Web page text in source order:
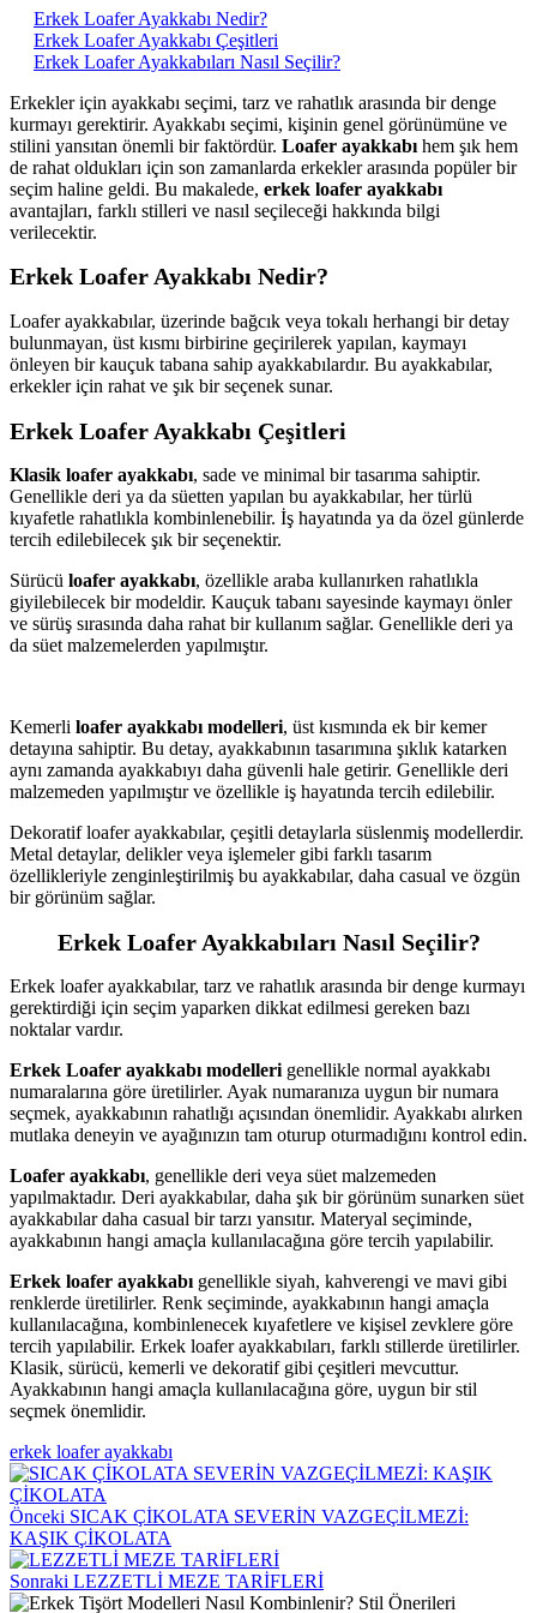
Erkek Loafer Ayakkabı Nedir?
Erkek Loafer Ayakkabı Çeşitleri
Erkek Loafer Ayakkabıları Nasıl Seçilir?
Erkekler için ayakkabı seçimi, tarz ve rahatlık arasında bir denge
kurmayı gerektirir. Ayakkabı seçimi, kişinin genel görünümüne ve
stilini yansıtan önemli bir faktördür. Loafer ayakkabı hem şık hem
de rahat oldukları için son zamanlarda erkekler arasında popüler bir
seçim haline geldi. Bu makalede, erkek loafer ayakkabı
avantajları, farklı stilleri ve nasıl seçileceği hakkında bilgi
verilecektir.
Erkek Loafer Ayakkabı Nedir?
Loafer ayakkabılar, üzerinde bağcık veya tokalı herhangi bir detay
bulunmayan, üst kısmı birbirine geçirilerek yapılan, kaymayı
önleyen bir kauçuk tabana sahip ayakkabılardır. Bu ayakkabılar,
erkekler için rahat ve şık bir seçenek sunar.
Erkek Loafer Ayakkabı Çeşitleri
Klasik loafer ayakkabı, sade ve minimal bir tasarıma sahiptir.
Genellikle deri ya da süetten yapılan bu ayakkabılar, her türlü
kıyafetle rahatlıkla kombinlenebilir. İş hayatında ya da özel günlerde
tercih edilebilecek şık bir seçenektir.
Sürücü loafer ayakkabı, özellikle araba kullanırken rahatlıkla
giyilebilecek bir modeldir. Kauçuk tabanı sayesinde kaymayı önler
ve sürüş sırasında daha rahat bir kullanım sağlar. Genellikle deri ya
da süet malzemelerden yapılmıştır.
Kemerli loafer ayakkabı modelleri, üst kısmında ek bir kemer
detayına sahiptir. Bu detay, ayakkabının tasarımına şıklık katarken
aynı zamanda ayakkabıyı daha güvenli hale getirir. Genellikle deri
malzemeden yapılmıştır ve özellikle iş hayatında tercih edilebilir.
Dekoratif loafer ayakkabılar, çeşitli detaylarla süslenmiş modellerdir.
Metal detaylar, delikler veya işlemeler gibi farklı tasarım
özellikleriyle zenginleştirilmiş bu ayakkabılar, daha casual ve özgün
bir görünüm sağlar.
Erkek Loafer Ayakkabıları Nasıl Seçilir?
Erkek loafer ayakkabılar, tarz ve rahatlık arasında bir denge kurmayı
gerektirdiği için seçim yaparken dikkat edilmesi gereken bazı
noktalar vardır.
Erkek Loafer ayakkabı modelleri genellikle normal ayakkabı
numaralarına göre üretilirler. Ayak numaranıza uygun bir numara
seçmek, ayakkabının rahatlığı açısından önemlidir. Ayakkabı alırken
mutlaka deneyin ve ayağınızın tam oturup oturmadığını kontrol edin.
Loafer ayakkabı, genellikle deri veya süet malzemeden
yapılmaktadır. Deri ayakkabılar, daha şık bir görünüm sunarken süet
ayakkabılar daha casual bir tarzı yansıtır. Materyal seçiminde,
ayakkabının hangi amaçla kullanılacağına göre tercih yapılabilir.
Erkek loafer ayakkabı genellikle siyah, kahverengi ve mavi gibi
renklerde üretilirler. Renk seçiminde, ayakkabının hangi amaçla
kullanılacağına, kombinlenecek kıyafetlere ve kişisel zevklere göre
tercih yapılabilir. Erkek loafer ayakkabıları, farklı stillerde üretilirler.
Klasik, sürücü, kemerli ve dekoratif gibi çeşitleri mevcuttur.
Ayakkabının hangi amaçla kullanılacağına göre, uygun bir stil
seçmek önemlidir.
erkek loafer ayakkabı
Önceki SICAK ÇİKOLATA SEVERİN VAZGEÇİLMEZİ:
KAŞIK ÇİKOLATA
Sonraki LEZZETLİ MEZE TARİFLERİ